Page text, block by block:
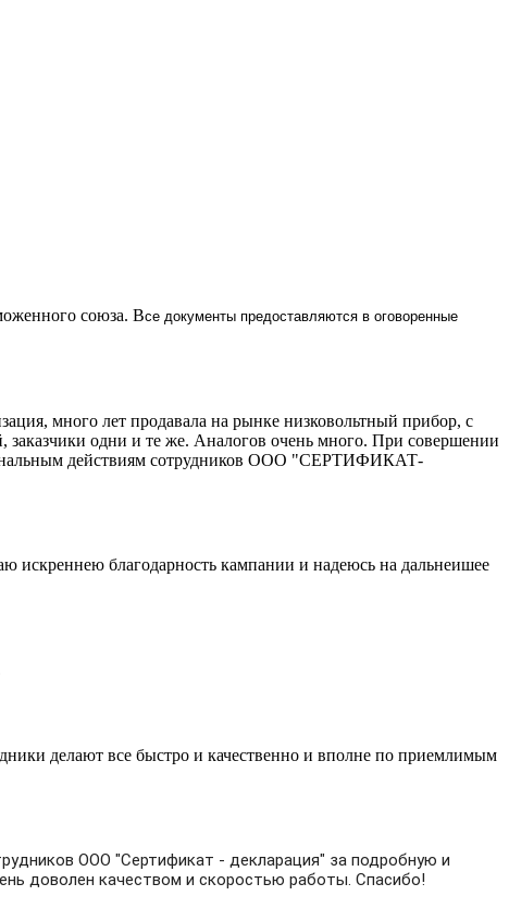
союза. Все документы предоставляются в оговоренные
много лет продавала на рынке низковольтный прибор, с
заказчики одни и те же. Аналогов очень много. При совершении
действиям сотрудников ООО "СЕРТИФИКАТ-
искреннею благодарность кампании и надеюсь на дальнеишее
делают все быстро и качественно и вполне по приемлимым
ООО "Сертификат - декларация" за подробную и
доволен качеством и скоростью работы. Спасибо!